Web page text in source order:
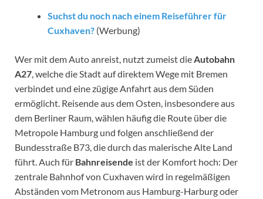
Suchst du noch nach einem Reiseführer für
Cuxhaven? (Werbung)
Wer mit dem Auto anreist, nutzt zumeist die Autobahn
A27 , welche die Stadt auf direktem Wege mit Bremen
verbindet und eine zügige Anfahrt aus dem Süden
ermöglicht. Reisende aus dem Osten, insbesondere aus
dem Berliner Raum, wählen häufig die Route über die
Metropole Hamburg und folgen anschließend der
Bundesstraße B73, die durch das malerische Alte Land
führt. Auch für Bahnreisende ist der Komfort hoch: Der
zentrale Bahnhof von Cuxhaven wird in regelmäßigen
Abständen vom Metronom aus Hamburg-Harburg oder